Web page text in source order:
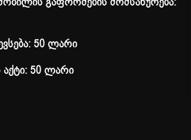
50 ლარი
აქტი: 50 ლარი